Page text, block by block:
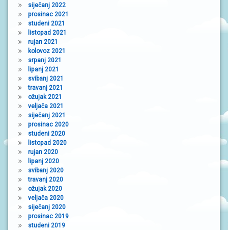
siječanj 2022
prosinac 2021
studeni 2021
listopad 2021
rujan 2021
kolovoz 2021
srpanj 2021
lipanj 2021
svibanj 2021
travanj 2021
ožujak 2021
veljača 2021
siječanj 2021
prosinac 2020
studeni 2020
listopad 2020
rujan 2020
lipanj 2020
svibanj 2020
travanj 2020
ožujak 2020
veljača 2020
siječanj 2020
prosinac 2019
studeni 2019